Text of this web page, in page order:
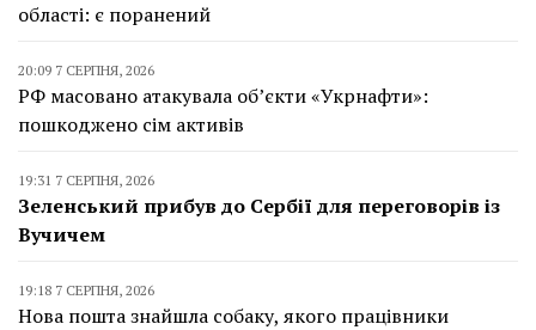
області: є поранений
20:09 7 СЕРПНЯ, 2026
РФ масовано атакувала об’єкти «Укрнафти»:
пошкоджено сім активів
19:31 7 СЕРПНЯ, 2026
Зеленський прибув до Сербії для переговорів із
Вучичем
19:18 7 СЕРПНЯ, 2026
Нова пошта знайшла собаку, якого працівники